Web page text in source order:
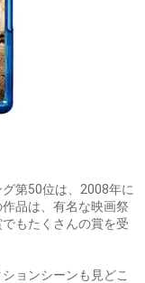
第50位は、2008年に
品は、有名な映画祭
もたくさんの賞を受
ョンシーンも見どこ